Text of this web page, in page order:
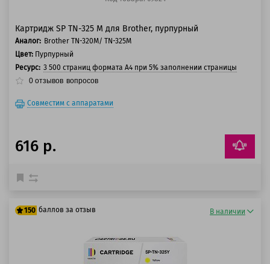
Картридж SP TN-325 M для Brother, пурпурный
Аналог: Brother TN-320M/ TN-325M
Цвет: Пурпурный
Ресурс: 3 500 страниц формата А4 при 5% заполнении страницы
0 отзывов вопросов
Совместим с аппаратами
616 р.
150 баллов за отзыв В наличии